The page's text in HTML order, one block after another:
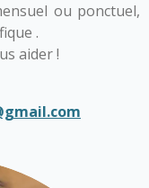
ou ponctuel,
.
aider !